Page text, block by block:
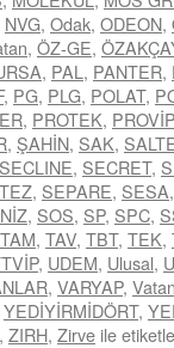
NVG, Odak, ODEON,
, ÖZ-GE,
, PAL , PANTER,
, PG, PLG, POLAT,
, PROTEK, PROVİP
, ŞAHİN, SAK,
SECLINE, SECRET,
, SEPARE, SESA
, SOS, SP, SPC,
TAM, TAV, TBT, TEK,
, UDEM, Ulusal,
, VARYAP,
YEDİYİRMİDÖRT,
, ZIRH, Zirve ile